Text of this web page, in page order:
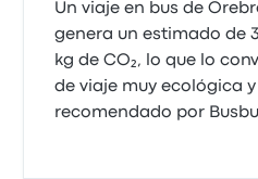
Un viaje en bus de
genera un estimado de
kg de CO₂, lo que lo
de viaje muy ecológica
recomendado por